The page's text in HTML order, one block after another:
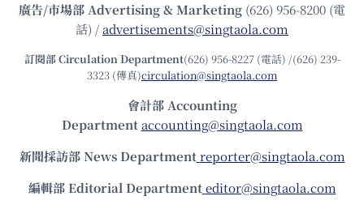
廣告/市場部Advertising & Marketing (626) 956-8200 (電
話) /advertisements@singtaola.com
訂閱部 Circulation Department(626) 956-8227 (電話) /(626) 239-
3323 (傳真)circulation@singtaola.com
會計部 Accounting
Department accounting@singtaola.com
新聞採訪部 News Department reporter@singtaola.com
編輯部 Editorial Department editor@singtaola.com